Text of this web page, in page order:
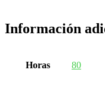
Información
Horas 80